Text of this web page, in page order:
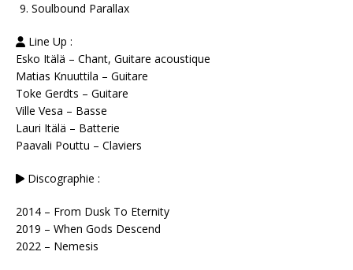
Soulbound Parallax
Line Up :
Esko Itälä – Chant, Guitare acoustique
Matias Knuuttila – Guitare
Toke Gerdts – Guitare
Ville Vesa – Basse
Lauri Itälä – Batterie
Paavali Pouttu – Claviers
Discographie :
2014 – From Dusk To Eternity
2019 – When Gods Descend
2022 – Nemesis